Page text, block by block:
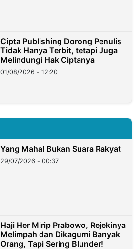
Cipta Publishing Dorong Penulis
Tidak Hanya Terbit, tetapi Juga
Melindungi Hak Ciptanya
01/08/2026 - 12:20
Yang Mahal Bukan Suara Rakyat
29/07/2026 - 00:37
Haji Her Mirip Prabowo, Rejekinya
Melimpah dan Dikagumi Banyak
Orang, Tapi Sering Blunder!